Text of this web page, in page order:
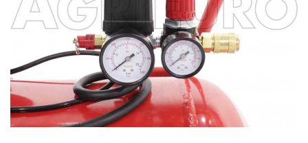
More than chef
MOSA
MOVA
N